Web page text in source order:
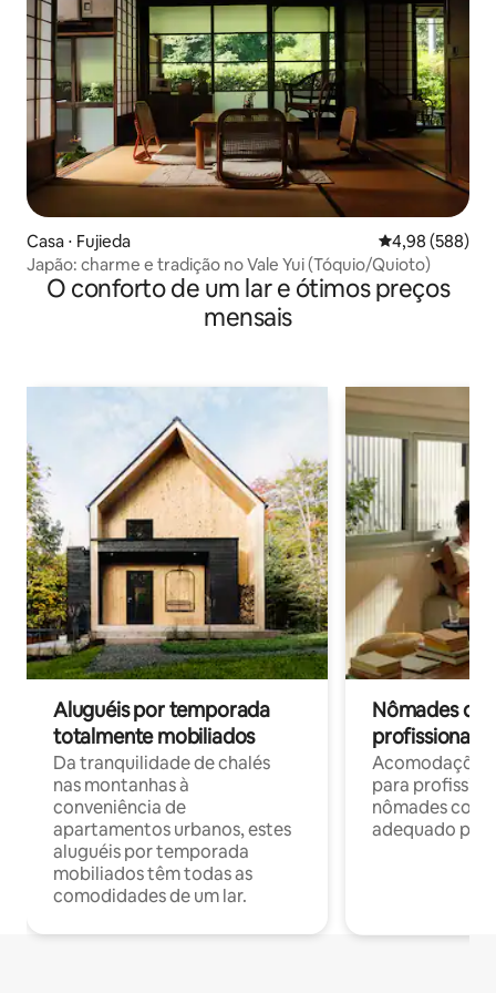
Casa ⋅ Fujieda 4,98 de uma
4,98 (588)
Japão: charme e tradição no Vale Yui (Tóquio/Quioto)
O conforto de um lar e ótimos preços
mensais
Aluguéis por temporada
totalmente mobiliados
Da tranquilidade de chalés
nas montanhas à
conveniência de
apartamentos urbanos, estes
aluguéis por temporada
mobiliados têm todas as
comodidades de um lar.
Nômades
profissionais
para
nômades com
adequado